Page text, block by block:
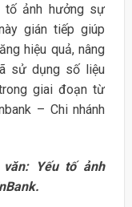
tố ảnh hưởng sự
gián tiếp giúp
hiệu quả, nâng
sử dụng số liệu
giai đoạn từ
– Chi nhánh
văn: Yếu tố ảnh